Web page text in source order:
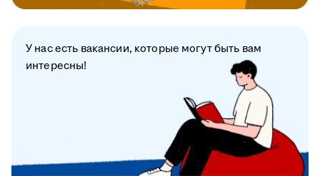
У нас есть вакансии, которые могут быть вам
интересны!